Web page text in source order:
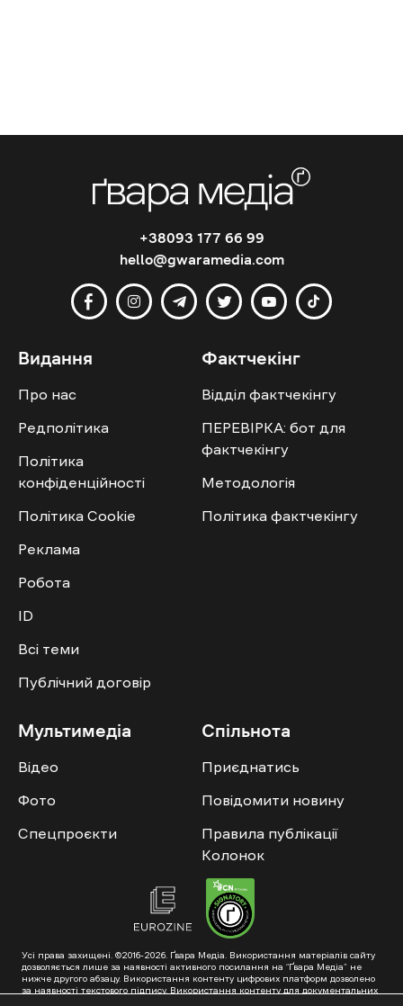
+38093 177 66 99
hello@gwaramedia.com
Видання
Про нас
Редполітика
Політика
конфіденційності
Політика Cookie
Реклама
Робота
ID
Всі теми
Публічний договір
Фактчекінг
Відділ фактчекінгу
ПЕРЕВІРКА: бот для
фактчекінгу
Методологія
Політика фактчекінгу
Мультимедіа
Відео
Фото
Спецпроєкти
Спільнота
Приєднатись
Повідомити новину
Правила публікації
Колонок
Усі права захищені. ©2016-2026. Ґвара Медіа. Використання матеріалів сайту
дозволяється лише за наявності активного посилання на “Ґвара Медіа” не
нижче другого абзацу. Використання контенту цифрових платформ дозволено
за наявності текстового підпису. Використання контенту для документальних